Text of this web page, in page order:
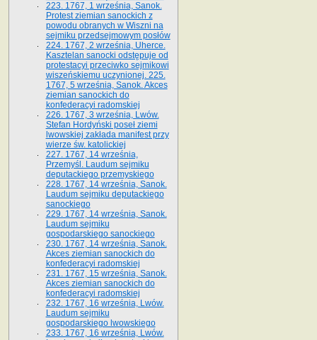
223. 1767, 1 września, Sanok.
Protest ziemian sanockich z
powodu obranych w Wiszni na
sejmiku przedsejmo­wym posłów
224. 1767, 2 września, Uherce.
Kasztelan sanocki odstępuje od
protestacyi przeciwko sejmikowi
wiszeńskiemu uczynionej. 225.
1767, 5 września, Sanok. Akces
ziemian sanockich do
konfederacyi radomskiej
226. 1767, 3 września, Lwów.
Stefan Hordyński poseł ziemi
lwowskiej zakłada manifest przy
wierze św. ka­tolickiej
227. 1767, 14 września,
Przemyśl. Laudum sejmiku
deputackiego przemyskiego
228. 1767, 14 września, Sanok.
Laudum sejmiku deputackiego
sanockiego
229. 1767, 14 września, Sanok.
Laudum sejmiku
gospodarskiego sanockiego
230. 1767, 14 września, Sanok.
Akces ziemian sanockich do
konfederacyi radomskiej
231. 1767, 15 września, Sanok.
Akces ziemian sanockich do
konfederacyi radomskiej
232. 1767, 16 września, Lwów.
Laudum sejmiku
gospodarskiego lwowskiego
233. 1767, 16 września, Lwów.